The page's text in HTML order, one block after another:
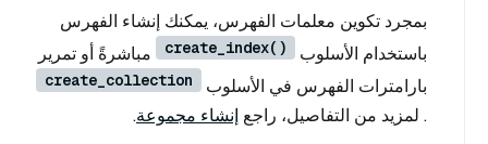
بمجرد تكوين معلمات الفهرس، يمكنك إنشاء الفهرس
باستخدام الأسلوب
create_index()
مباشرةً أو تمرير
بارامترات الفهرس في الأسلوب
create_collection
. لمزيد من التفاصيل، راجع إنشاء مجموعة.